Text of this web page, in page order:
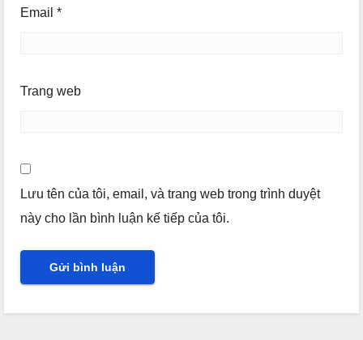
Email *
Trang web
Lưu tên của tôi, email, và trang web trong trình duyệt
này cho lần bình luận kế tiếp của tôi.